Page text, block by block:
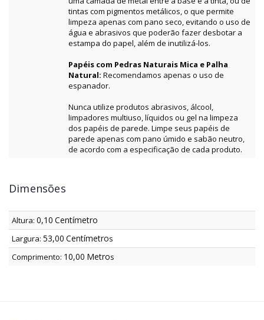
tintas com pigmentos metálicos, o que permite
limpeza apenas com pano seco, evitando o uso de
água e abrasivos que poderão fazer desbotar a
estampa do papel, além de inutilizá-los.
Papéis com Pedras Naturais Mica e Palha
Natural: Recomendamos apenas o uso de
espanador.
Nunca utilize produtos abrasivos, álcool,
limpadores multiuso, líquidos ou gel na limpeza
dos papéis de parede. Limpe seus papéis de
parede apenas com pano úmido e sabão neutro,
de acordo com a especificação de cada produto.
Dimensões
Altura: 0,10 Centímetro
Largura: 53,00 Centímetros
Comprimento: 10,00 Metros